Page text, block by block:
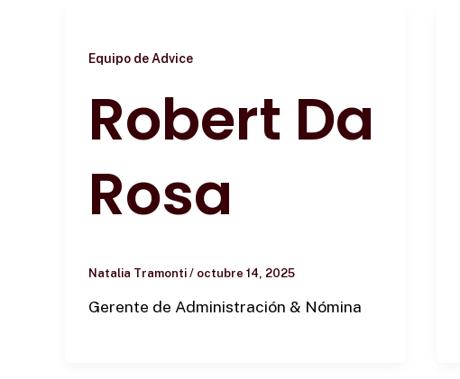
Equipo de Advice
Robert Da
Rosa
Natalia Tramonti/ octubre 14, 2025
Gerente de Administración & Nómina